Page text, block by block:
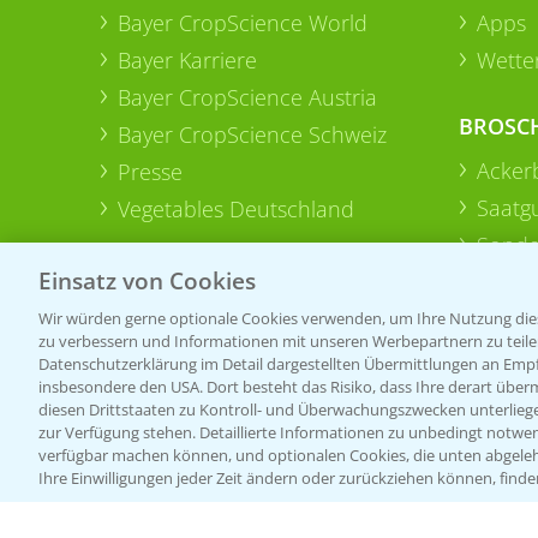
Bayer CropScience World
Bayer Karriere
Bayer CropScience Austria
Bayer CropScience Schweiz
Presse
Vegetables Deutschland
Apps
Einsatz von Cookies
Wir würden gerne optionale Cookies verwenden, um Ihre Nutzung
zu verbessern und Informationen mit unseren Werbepartnern zu
Datenschutzerklärung im Detail dargestellten Übermittlungen an
insbesondere den USA. Dort besteht das Risiko, dass Ihre derart
diesen Drittstaaten zu Kontroll- und Überwachungszwecken
zur Verfügung stehen. Detaillierte Informationen zu unbedingt
verfügbar machen können, und optionalen Cookies, die unten
Ihre Einwilligungen jeder Zeit ändern oder zurückziehen können,